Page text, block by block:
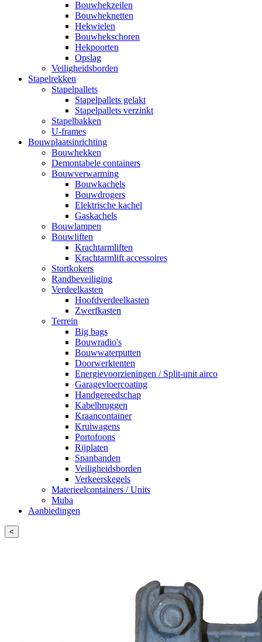
Bouwhekzeilen
Bouwheknetten
Hekwielen
Bouwhekschoren
Hekpoorten
Opslag
Veiligheidsborden
Stapelrekken
Stapelpallets
Stapelpallets gelakt
Stapelpallets verzinkt
Stapelbakken
U-frames
Bouwplaatsinrichting
Bouwhekken
Demontabele containers
Bouwverwarming
Bouwkachels
Bouwdrogers
Elektrische kachel
Gaskachels
Bouwlampen
Bouwliften
Krachtarmliften
Krachtarmlift accessoires
Stortkokers
Randbeveiliging
Verdeelkasten
Hoofdverdeelkasten
Zwerfkasten
Terrein
Big bags
Bouwradio's
Bouwwaterputten
Doorwerktenten
Energievoorzieningen / Split-unit airco
Garagevloercoating
Handgereedschap
Kabelbruggen
Kraancontainer
Kruiwagens
Portofoons
Rijplaten
Spanbanden
Veiligheidsborden
Verkeerskegels
Materieelcontainers / Units
Muba
Aanbiedingen
<